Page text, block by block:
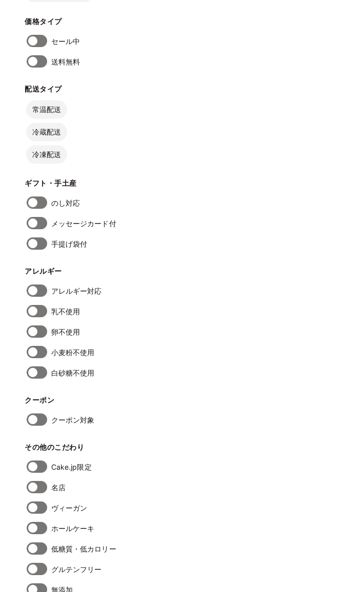
価格タイプ
セール中
送料無料
配送タイプ
常温配送
冷蔵配送
冷凍配送
ギフト・手土産
のし対応
メッセージカード付
手提げ袋付
アレルギー
アレルギー対応
乳不使用
卵不使用
小麦粉不使用
白砂糖不使用
クーポン
クーポン対象
その他のこだわり
Cake.jp限定
名店
ヴィーガン
ホールケーキ
低糖質・低カロリー
グルテンフリー
無添加